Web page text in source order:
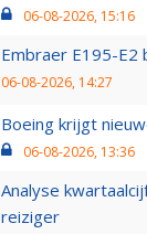
06-08-2026, 15:16
Embraer E195-E2
06-08-2026, 14:27
Boeing krijgt
06-08-2026, 13:36
Analyse
reiziger